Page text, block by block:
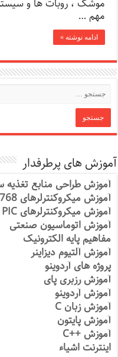
موشک ، روبات ها و
مهم …
ادامه نوشته »
آموزش های پرطرفدار
آموزش طراحی منابع تغذیه
آموزش میکروکنترلرهای LPC1768
آموزش میکروکنترلرهای PIC
آموزش اتوماسیون صنعتی
مفاهیم پایه الکترونیک
آموزش آلتیوم دیزاینر
پروژه های آردوینو
آموزش رزبری پای
آموزش آردوینو
آموزش زبان C
آموزش پایتون
آموزش ++C
اینترنت اشیاء